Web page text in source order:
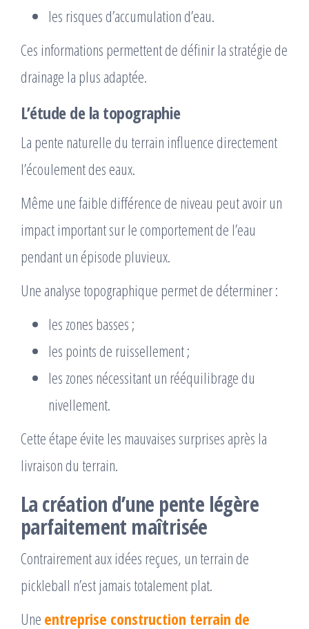
les risques d’accumulation d’eau.
Ces informations permettent de définir la stratégie de
drainage la plus adaptée.
L’étude de la topographie
La pente naturelle du terrain influence directement
l’écoulement des eaux.
Même une faible différence de niveau peut avoir un
impact important sur le comportement de l’eau
pendant un épisode pluvieux.
Une analyse topographique permet de déterminer :
les zones basses ;
les points de ruissellement ;
les zones nécessitant un rééquilibrage du
nivellement.
Cette étape évite les mauvaises surprises après la
livraison du terrain.
La création d’une pente légère
parfaitement maîtrisée
Contrairement aux idées reçues, un terrain de
pickleball n’est jamais totalement plat.
Une entreprise construction terrain de